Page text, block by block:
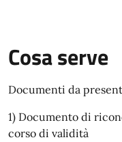
Cosa serve
Documenti da
1) Documento di
corso di validità